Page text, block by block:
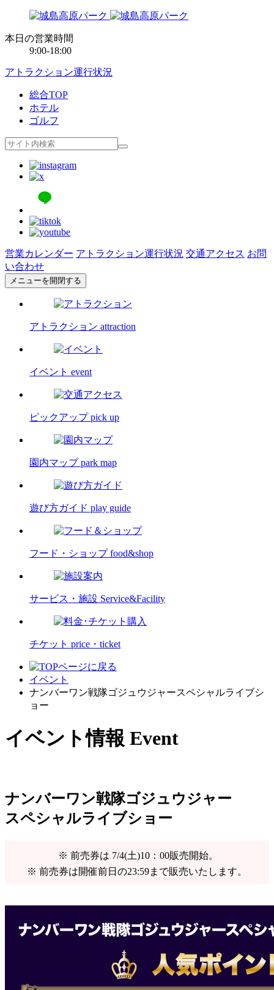
本日の営業時間
9:00-18:00
アトラクション運行状況
総合TOP
ホテル
ゴルフ
営業カレンダー アトラクション運行状況 交通アクセス お問
い合わせ
メニューを開閉する
アトラクション attraction
イベント event
ピックアップ pick up
園内マップ park map
遊び方ガイド play guide
フード・ショップ food&shop
サービス・施設 Service&Facility
チケット price・ticket
イベント
ナンバーワン戦隊ゴジュウジャースペシャルライブシ
ョー
イベント情報 Event
ナンバーワン戦隊ゴジュウジャー
スペシャルライブショー
※ 前売券は 7/4(土)10：00販売開始。
※ 前売券は開催前日の23:59まで販売いたします。